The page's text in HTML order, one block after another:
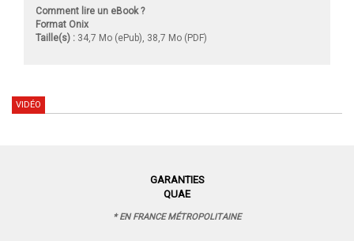
Comment lire un eBook ?
Format Onix
Taille(s) : 34,7 Mo (ePub), 38,7 Mo (PDF)
VIDÉO
GARANTIES
QUAE
* EN FRANCE MÉTROPOLITAINE